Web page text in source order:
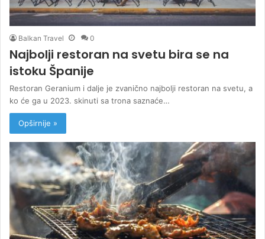
Balkan Travel 0
Najbolji restoran na svetu bira se na
istoku Španije
Restoran Geranium i dalje je zvanično najbolji restoran na svetu, a
ko će ga u 2023. skinuti sa trona saznaće…
Opširnije »